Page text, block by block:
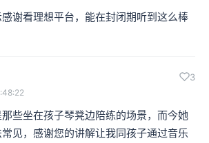
谢看理想平台，能在封闭期听到这么棒
3
些坐在孩子琴凳边陪练的场景，而今她
见，感谢您的讲解让我同孩子通过音乐